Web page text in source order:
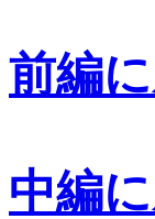
前編
中編